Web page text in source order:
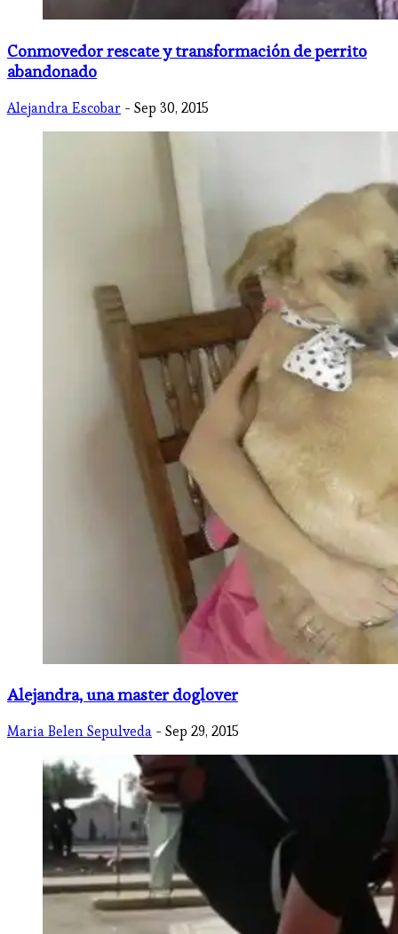
​Conmovedor rescate y transformación de perrito
abandonado
Alejandra Escobar - Sep 30, 2015
Alejandra, una master doglover
Maria Belen Sepulveda - Sep 29, 2015